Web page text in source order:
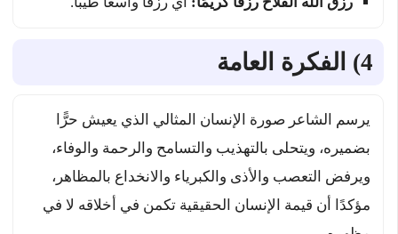
4) الفكرة العامة
يرسم الشاعر صورة الإنسان المثالي الذي يعيش حرًّا
بضميره، ويتحلى بالتهذيب والتسامح والرحمة والوفاء،
ويرفض التعصب والأذى والكبرياء والانخداع بالمظاهر،
مؤكدًا أن قيمة الإنسان الحقيقية تكمن في أخلاقه لا في